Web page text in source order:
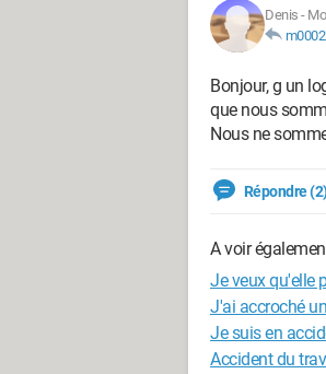
Denis -
m0002
Bonjour, g un
que nous
Nous ne
Répondre
A voir
Je veux qu'elle
J'ai accroché
Je suis en
Accident du